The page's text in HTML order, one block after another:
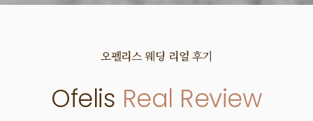
오펠리스 웨딩 리얼 후기
Ofelis Real Review